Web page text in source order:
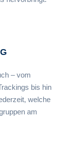
– vom
bis hin
welche
am